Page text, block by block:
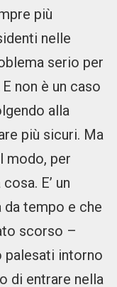
più
nelle
serio per
non è un caso
alla
più sicuri. Ma
modo, per
E’ un
tempo e che
scorso –
palesati intorno
di entrare nella